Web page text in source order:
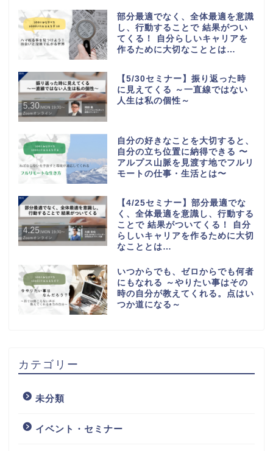
部分最適でなく、全体最適を意識
し、行動することで 結果がつい
てくる！ 自分らしいキャリアを
作るために大切なこととは…
【5/30セミナー】振り返った時
に見えてくる ～一直線ではない
人生は私の個性～
自分の好きなことを大切すると、
自分の立ち位置に納得できる 〜
アルプス山脈を見渡す地でフルリ
モートの仕事・生活とは〜
【4/25セミナー】部分最適でな
く、全体最適を意識し、行動する
ことで 結果がついてくる！ 自分
らしいキャリアを作るために大切
なこととは…
いつからでも、ゼロからでも何者
にもなれる ～やりたい事はその
時の自分が教えてくれる。点はい
つか道になる～
カテゴリー
未分類
イベント・セミナー